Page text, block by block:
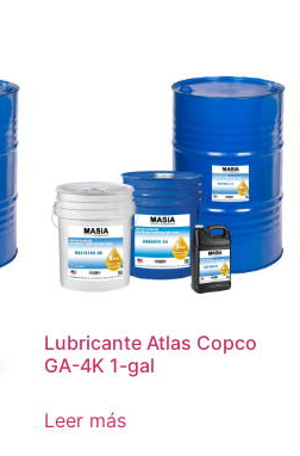
Lubricante Atlas Copco
GA-4K 1-gal
Leer más